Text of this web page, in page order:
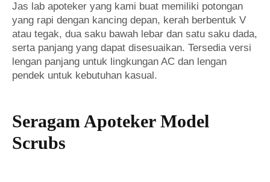
Jas lab apoteker yang kami buat memiliki potongan
yang rapi dengan kancing depan, kerah berbentuk V
atau tegak, dua saku bawah lebar dan satu saku dada,
serta panjang yang dapat disesuaikan. Tersedia versi
lengan panjang untuk lingkungan AC dan lengan
pendek untuk kebutuhan kasual.
Seragam Apoteker Model
Scrubs